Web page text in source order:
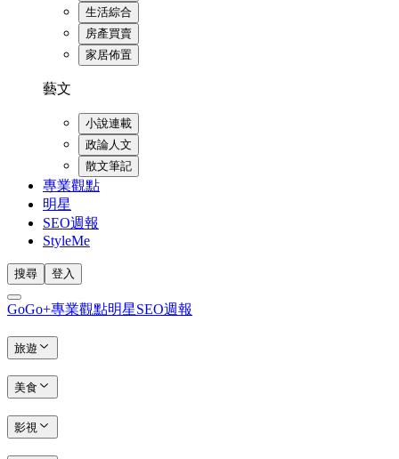
生活綜合
房產買賣
家居佈置
藝文
小說連載
政論人文
散文筆記
專業觀點
明星
SEO週報
StyleMe
搜尋 登入
GoGo+專業觀點明星SEO週報
旅遊
美食
影視